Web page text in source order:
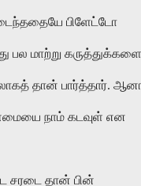
பிளேட்டோ
பல மாற்று கருத்துக்களை
தான் பார்த்தார்.
நாம் கடவுள் என
சரடை தான் பின்